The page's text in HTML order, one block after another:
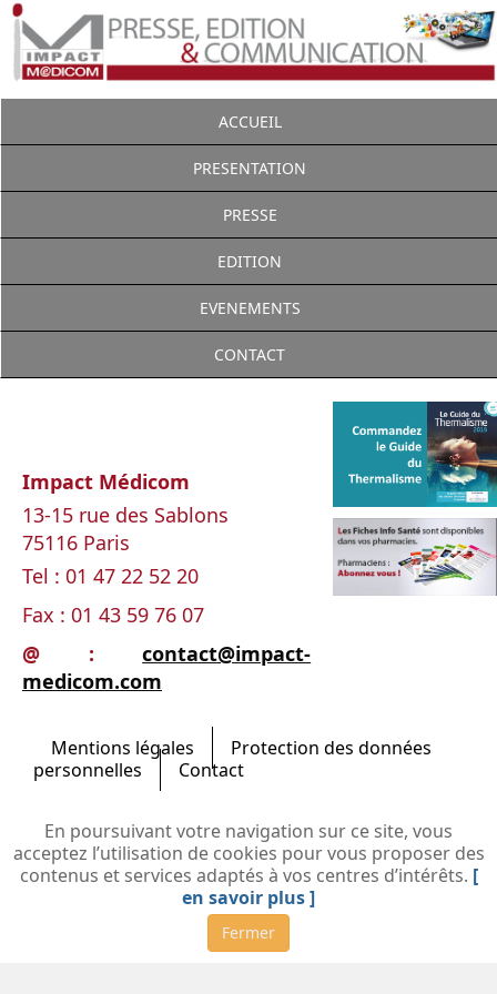
ACCUEIL
PRESENTATION
PRESSE
EDITION
EVENEMENTS
CONTACT
Impact Médicom
13-15 rue des Sablons
75116 Paris
Tel : 01 47 22 52 20
Fax : 01 43 59 76 07
@ :contact@impact-
medicom.com
Mentions légales
Protection des données
personnelles
Contact
En poursuivant votre navigation sur ce site, vous
acceptez l’utilisation de cookies pour vous proposer des
contenus et services adaptés à vos centres d’intérêts. [
en savoir plus ]
Fermer